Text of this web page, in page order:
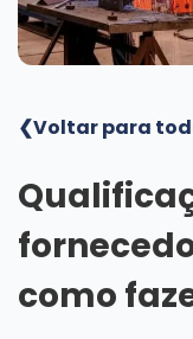
Blog
❮Voltar para
como